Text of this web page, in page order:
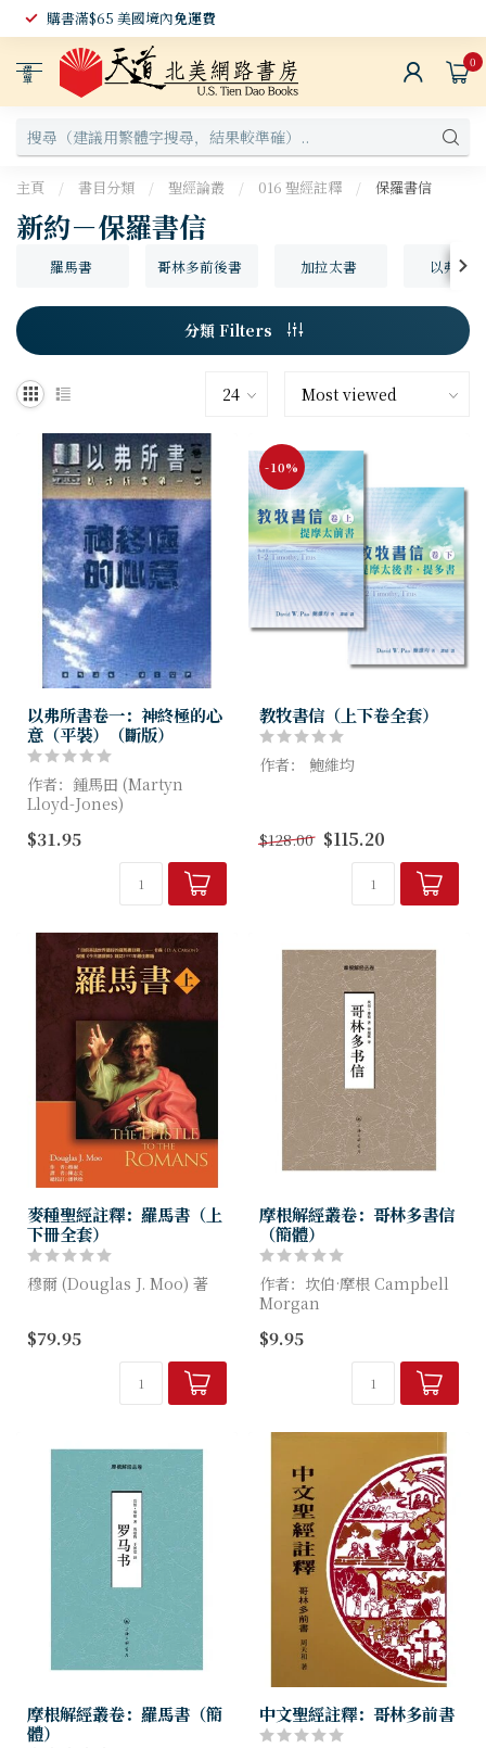
購書滿$65 美國境內免運費
選
單
0
主頁 / 書目分類 / 聖經論叢 / 016 聖經註釋 / 保羅書信
新約－保羅書信
羅馬書 哥林多前後書 加拉太書 以弗所書
分類 Filters
以弗所書卷一：神終極的心
意（平裝）（斷版）
作者：鍾馬田 (Martyn
Lloyd-Jones)
《以弗所書》是他一生解經講
道中最完整、最詳細、也最廣
為人知的一系列講章。書中所
收納的講章，是他在倫...
$31.95
-10%
教牧書信（上下卷全套）
作者： 鮑維均
Commentary Series）之首
卷，屬開創之作，對教牧書信
$128.00 $115.20
麥種聖經註釋：羅馬書（上
下冊全套）
穆爾 (Douglas J. Moo) 著
International
Commentary on the New
$79.95
摩根解經叢卷：哥林多書信
（簡體）
作者：坎伯·摩根 Campbell
Morgan
本书包括对《哥林多前书》和
《哥林多后书》的注释。保罗
写给哥林多人的这两封信，是
他所有作品里最引人注目
$9.95
摩根解經叢卷：羅馬書（簡
體）
中文聖經註釋：哥林多前書